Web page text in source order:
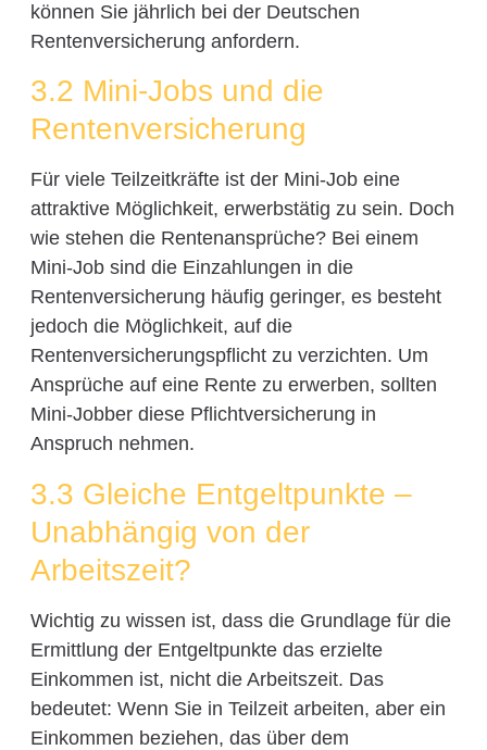
können Sie jährlich bei der Deutschen
Rentenversicherung anfordern.
3.2 Mini-Jobs und die
Rentenversicherung
Für viele Teilzeitkräfte ist der Mini-Job eine
attraktive Möglichkeit, erwerbstätig zu sein. Doch
wie stehen die Rentenansprüche? Bei einem
Mini-Job sind die Einzahlungen in die
Rentenversicherung häufig geringer, es besteht
jedoch die Möglichkeit, auf die
Rentenversicherungspflicht zu verzichten. Um
Ansprüche auf eine Rente zu erwerben, sollten
Mini-Jobber diese Pflichtversicherung in
Anspruch nehmen.
3.3 Gleiche Entgeltpunkte –
Unabhängig von der
Arbeitszeit?
Wichtig zu wissen ist, dass die Grundlage für die
Ermittlung der Entgeltpunkte das erzielte
Einkommen ist, nicht die Arbeitszeit. Das
bedeutet: Wenn Sie in Teilzeit arbeiten, aber ein
Einkommen beziehen, das über dem